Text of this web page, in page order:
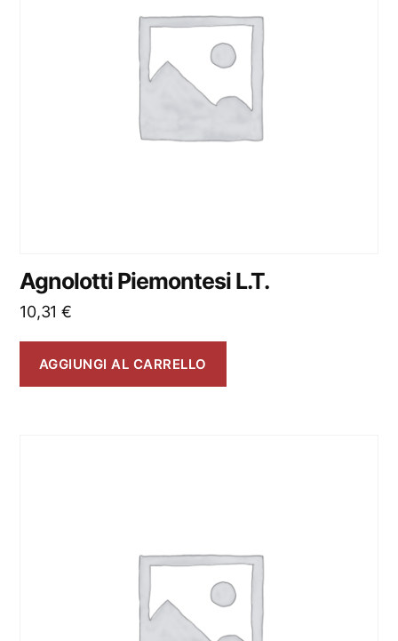
Agnolotti Piemontesi L.T.
10,31 €
AGGIUNGI AL CARRELLO